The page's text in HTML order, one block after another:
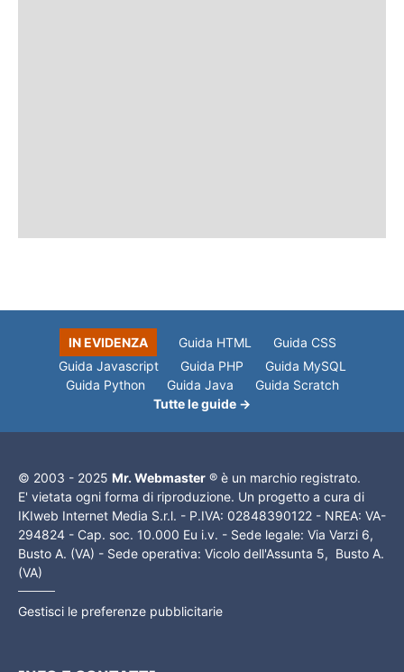
IN EVIDENZA Guida HTML
Guida CSS
Guida Javascript
Guida PHP
Guida MySQL
Guida Python
Guida Java
Guida Scratch
Tutte le guide →
© 2003 - 2025 Mr. Webmaster ® è un marchio registrato.
E' vietata ogni forma di riproduzione. Un progetto a cura di
IKIweb Internet Media S.r.l. - P.IVA: 02848390122 - NREA: VA-
294824 - Cap. soc. 10.000 Eu i.v. - Sede legale: Via Varzi 6,
Busto A. (VA) - Sede operativa: Vicolo dell'Assunta 5, Busto A.
(VA)
Gestisci le preferenze pubblicitarie